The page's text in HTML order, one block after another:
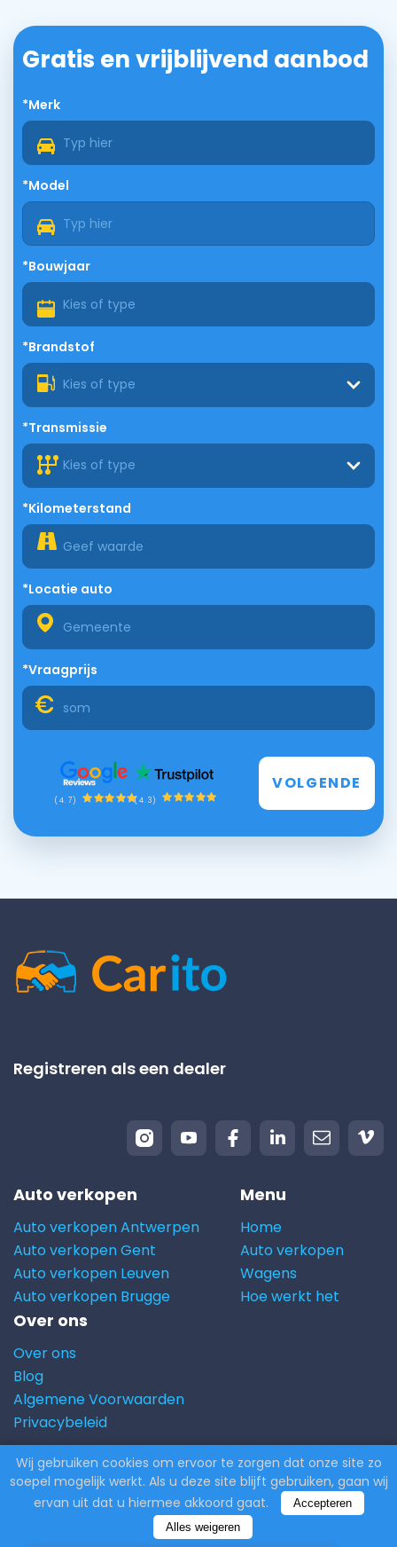
Gratis en vrijblijvend aanbod
*Merk
*Model
*Bouwjaar
*Brandstof
Kies of type
*Transmissie
Kies of type
*Kilometerstand
*Locatie auto
*Vraagprijs
(4.7) (4.3)
VOLGENDE
Registreren als een dealer
Auto verkopen
Auto verkopen Antwerpen
Auto verkopen Gent
Auto verkopen Leuven
Auto verkopen Brugge
Menu
Home
Auto verkopen
Wagens
Hoe werkt het
Over ons
Over ons
Blog
Algemene Voorwaarden
Privacybeleid
© 2026 Carito.com. | Alle rechten voorbehouden |
Powered byCodiCo.io
Wij gebruiken cookies om ervoor te zorgen dat onze site zo
soepel mogelijk werkt. Als u deze site blijft gebruiken, gaan wij
ervan uit dat u hiermee akkoord gaat.
Accepteren
Alles weigeren